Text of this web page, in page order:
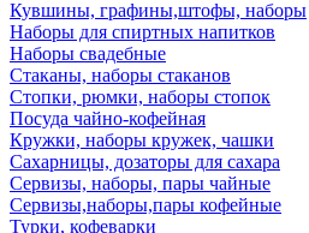
Кувшины, графины,штофы, наборы
Наборы для спиртных напитков
Наборы свадебные
Стаканы, наборы стаканов
Стопки, рюмки, наборы стопок
Посуда чайно-кофейная
Кружки, наборы кружек, чашки
Сахарницы, дозаторы для сахара
Сервизы, наборы, пары чайные
Сервизы,наборы,пары кофейные
Турки, кофеварки